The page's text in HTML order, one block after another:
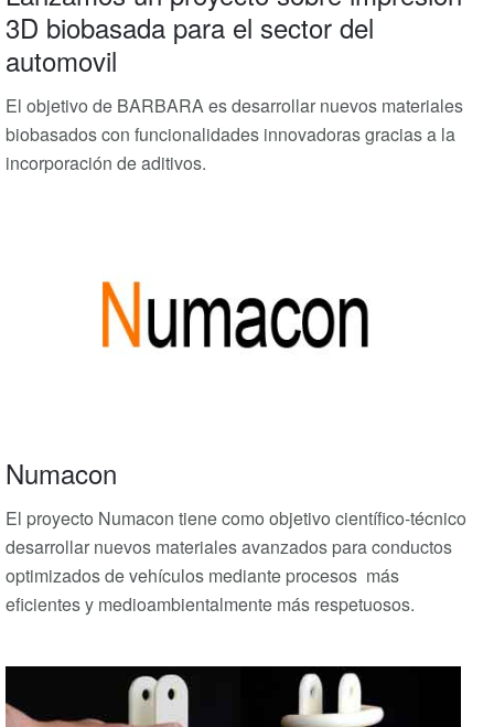
3D biobasada para el sector del
automovil
El objetivo de BARBARA es desarrollar nuevos materiales
biobasados con funcionalidades innovadoras gracias a la
incorporación de aditivos.
Numacon
El proyecto Numacon tiene como objetivo científico-técnico
desarrollar nuevos materiales avanzados para conductos
optimizados de vehículos mediante procesos más
eficientes y medioambientalmente más respetuosos.